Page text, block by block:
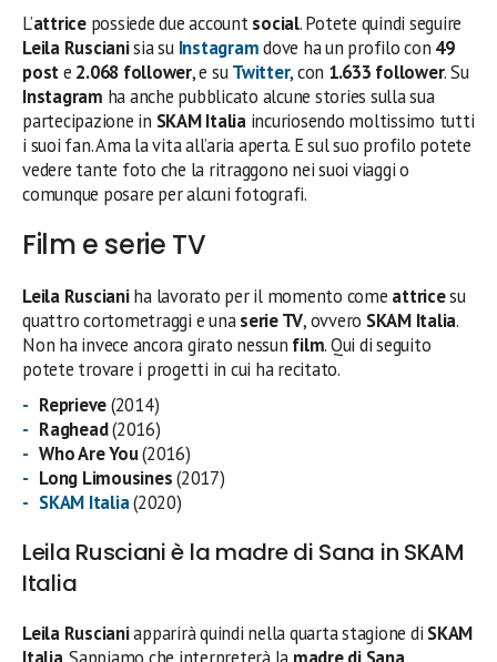
L’attrice possiede due accountsocial. Potete quindi seguire
Leila Ruscianisia su Instagramdove ha un profilo con 49
poste 2.068 follower, e suTwitter, con 1.633 follower. Su
Instagram ha anche pubblicato alcune stories sulla sua
partecipazione in SKAM Italiaincuriosendo moltissimo tutti
i suoi fan. Ama la vita all’aria aperta. E sul suo profilo potete
vedere tante foto che la ritraggono nei suoi viaggi o
comunque posare per alcuni fotografi.
Film e serie TV
Leila Ruscianiha lavorato per il momento come attricesu
quattro cortometraggi e unaserie TV, ovvero SKAM Italia.
Non ha invece ancora girato nessun film. Qui di seguito
potete trovare i progetti in cui ha recitato.
Reprieve(2014)
Raghead(2016)
Who Are You(2016)
Long Limousines(2017)
SKAM Italia(2020)
Leila Rusciani è la madre di Sana in SKAM
Italia
Leila Ruscianiapparirà quindi nella quarta stagione di SKAM